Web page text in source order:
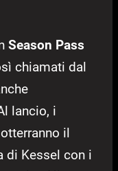
Season Pass
chiamati dal
lancio, i
il
di Kessel con i